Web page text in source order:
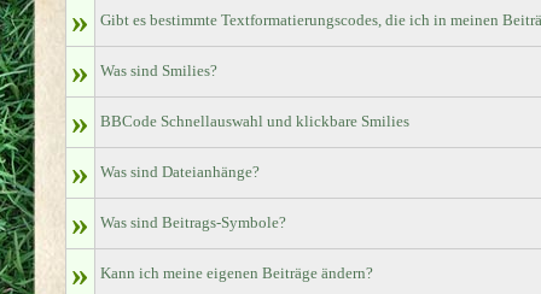
»
Gibt es bestimmte Textformatierungscodes, die ich in meinen
» Was sind Smilies?
» BBCode Schnellauswahl und klickbare Smilies
» Was sind Dateianhänge?
» Was sind Beitrags-Symbole?
» Kann ich meine eigenen Beiträge ändern?